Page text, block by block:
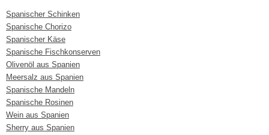
Spanischer Schinken
Spanische Chorizo
Spanischer Käse
Spanische Fischkonserven
Olivenöl aus Spanien
Meersalz aus Spanien
Spanische Mandeln
Spanische Rosinen
Wein aus Spanien
Sherry aus Spanien